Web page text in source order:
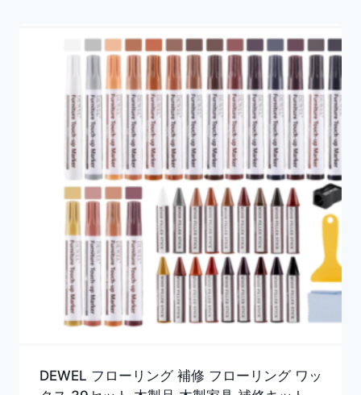
DEWEL フローリング 補修 フローリング ワッ